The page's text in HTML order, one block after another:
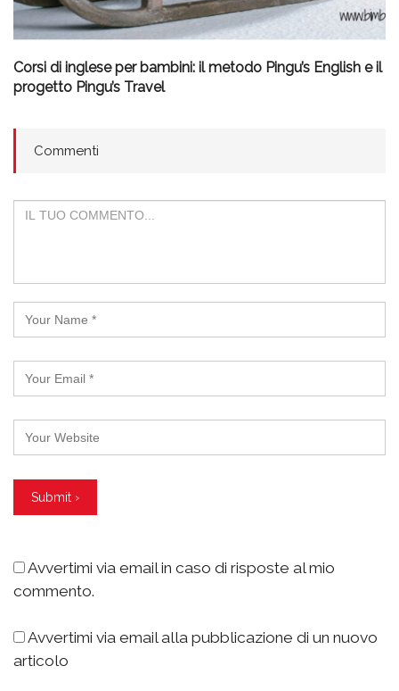
Corsi di inglese per bambini: il metodo Pingu’s English e il
progetto Pingu’s Travel
Commenti
Avvertimi via email in caso di risposte al mio
commento.
Avvertimi via email alla pubblicazione di un nuovo
articolo